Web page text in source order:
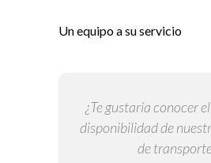
Un equipo a su servicio
¿Te gustaría conocer
disponibilidad de
de